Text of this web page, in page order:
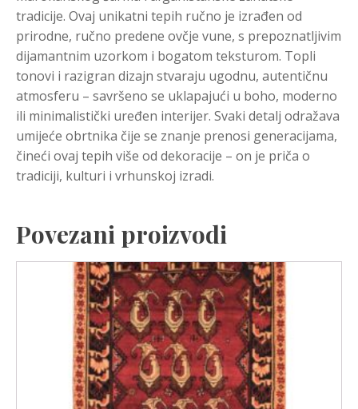
tradicije. Ovaj unikatni tepih ručno je izrađen od
prirodne, ručno predene ovčje vune, s prepoznatljivim
dijamantnim uzorkom i bogatom teksturom. Topli
tonovi i razigran dizajn stvaraju ugodnu, autentičnu
atmosferu – savršeno se uklapajući u boho, moderno
ili minimalistički uređen interijer. Svaki detalj odražava
umijeće obrtnika čije se znanje prenosi generacijama,
čineći ovaj tepih više od dekoracije – on je priča o
tradiciji, kulturi i vrhunskoj izradi.
Povezani proizvodi